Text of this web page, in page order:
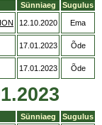
Sünniaeg
Sugulus
12.10.2020 Ema
17.01.2023 Õde
17.01.2023 Õde
Sünniaeg
Sugulus